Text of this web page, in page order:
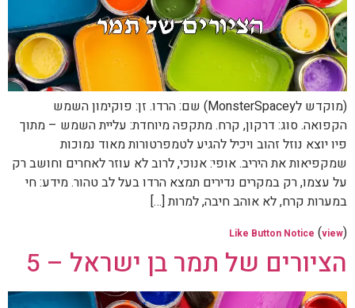
​(מוקדש לMonsterSpacey) שם: הרדו. זן: פוקימון השמש
הקפואה. סוג: דרקון, קרח. מתקפה מיוחדת: עליית השמש – מתוך
פיו יוצא נוזל זהוב ויכיל להגיע לטמפרטורות מאוד נמוכות
שמקפיאות את היריב. אופי: אנוכי, לרוב לא עוזר לאחרים וחושב רק
על עצמו, רק במקרים נדירים תמצא הרדו בעל לב טהור. מידע: חי
במערות קרח, לא אוהב חיבה, למרות […]
Like Button Notice (view)
הציורים של תמר בן ישראל – 5